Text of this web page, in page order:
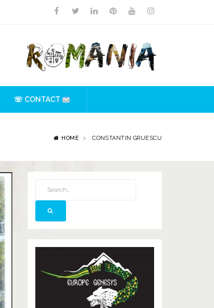
☏ CONTACT
HOME CONSTANTIN GRUESCU